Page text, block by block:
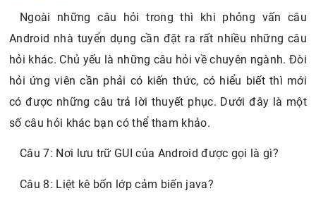
Ngoài những câu hỏi trong thì khi phỏng vấn câu
Android nhà tuyển dụng cần đặt ra rất nhiều những câu
hỏi khác. Chủ yếu là những câu hỏi về chuyên ngành. Đòi
hỏi ứng viên cần phải có kiến thức, có hiểu biết thì mới
có được những câu trả lời thuyết phục. Dưới đây là một
số câu hỏi khác bạn có thể tham khảo.
Câu 7: Nơi lưu trữ GUI của Android được gọi là gì?
Câu 8: Liệt kê bốn lớp cảm biến java?